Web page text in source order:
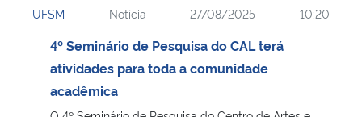
Ministério da Cidadania
Ministério de Minas e Energia
UFSM Notícia 27/08/2025 10:20
4º Seminário de Pesquisa do CAL terá
atividades para toda a comunidade
acadêmica